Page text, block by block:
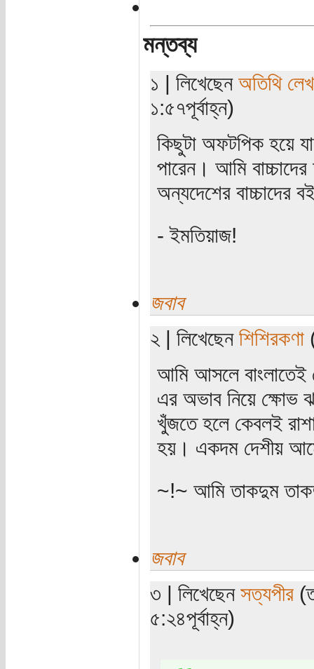
মন্তব্য
১ | লিখেছেন অতিথি
১:৫৭পূর্বাহ্ন)
কিছুটা অফটপিক হয়ে
পারেন। আমি
অন্যদেশের বাচ্চাদের
- ইমতিয়াজ!
জবাব
২ | লিখেছেন শিশিরকণা
আমি আসলে বাংলাতেই
এর অভাব নিয়ে ক্ষোভ
খুঁজতে হলে কেবলই
হয়। একদম দেশীয়
~!~ আমি তাকদুম
জবাব
৩ | লিখেছেন সত্যপীর
৫:২৪পূর্বাহ্ন)